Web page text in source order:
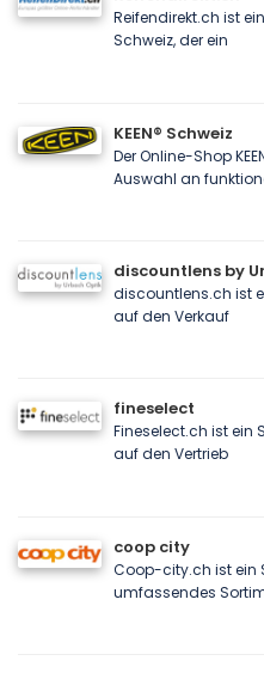
Reifendirekt.ch ist
Schweiz, der ein
KEEN® Schweiz
Der Online-Shop
Auswahl an
discountlens by
discountlens.ch ist
auf den Verkauf
fineselect
Fineselect.ch ist ein
auf den Vertrieb
coop city
Coop-city.ch ist ein
umfassendes